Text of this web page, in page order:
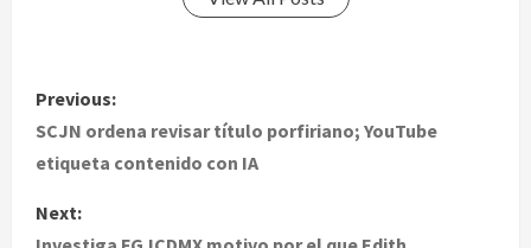
P
o
t
Previous:
SCJN ordena revisar título porfiriano; YouTube
etiqueta contenido con IA
Next: